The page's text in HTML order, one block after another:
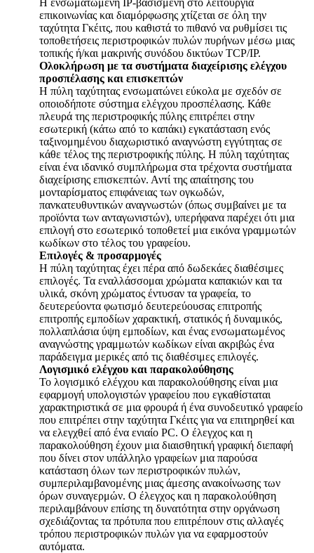
Η ενσωματωμένη IP-βασισμένη στο λειτουργία
επικοινωνίας και διαμόρφωσης χτίζεται σε όλη την
ταχύτητα Γκέιτς, που καθιστά το πιθανό να ρυθμίσει τις
τοποθετήσεις περιστροφικών πυλών πυρήνων μέσω μιας
τοπικής ή/και μακρινής συνόδου δικτύων TCP/IP.
Ολοκλήρωση με τα συστήματα διαχείρισης ελέγχου
προσπέλασης και επισκεπτών
Η πύλη ταχύτητας ενσωματώνει εύκολα με σχεδόν σε
οποιοδήποτε σύστημα ελέγχου προσπέλασης. Κάθε
πλευρά της περιστροφικής πύλης επιτρέπει στην
εσωτερική (κάτω από το καπάκι) εγκατάσταση ενός
ταξινομημένου διαχωριστικό αναγνώστη εγγύτητας σε
κάθε τέλος της περιστροφικής πύλης. Η πύλη ταχύτητας
είναι ένα ιδανικό συμπλήρωμα στα τρέχοντα συστήματα
διαχείρισης επισκεπτών. Αντί της απαίτησης του
μονταρίσματος επιφάνειας των ογκωδών,
πανκατευθυντικών αναγνωστών (όπως συμβαίνει με τα
προϊόντα των ανταγωνιστών), υπερήφανα παρέχει ότι μια
επιλογή στο εσωτερικό τοποθετεί μια εικόνα γραμμωτών
κωδίκων στο τέλος του γραφείου.
Επιλογές & προσαρμογές
Η πύλη ταχύτητας έχει πέρα από δωδεκάες διαθέσιμες
επιλογές. Τα εναλλάσσομαι χρώματα καπακιών και τα
υλικά, σκόνη χρώματος έντυσαν τα γραφεία, το
δευτερεύοντα φωτισμό δευτερεύουσας επιτροπής
επιτροπής εμποδίων χαρακτική, στατικός ή δυναμικός,
πολλαπλάσια ύψη εμποδίων, και ένας ενσωματωμένος
αναγνώστης γραμμωτών κωδίκων είναι ακριβώς ένα
παράδειγμα μερικές από τις διαθέσιμες επιλογές.
Λογισμικό ελέγχου και παρακολούθησης
Το λογισμικό ελέγχου και παρακολούθησης είναι μια
εφαρμογή υπολογιστών γραφείου που εγκαθίσταται
χαρακτηριστικά σε μια φρουρά ή ένα συνοδευτικό γραφείο
που επιτρέπει στην ταχύτητα Γκέιτς για να επιτηρηθεί και
να ελεγχθεί από ένα ενιαίο PC. Ο έλεγχος και η
παρακολούθηση έχουν μια διαισθητική γραφική διεπαφή
που δίνει στον υπάλληλο γραφείων μια παρούσα
κατάσταση όλων των περιστροφικών πυλών,
συμπεριλαμβανομένης μιας άμεσης ανακοίνωσης των
όρων συναγερμών. Ο έλεγχος και η παρακολούθηση
περιλαμβάνουν επίσης τη δυνατότητα στην οργάνωση
σχεδιάζοντας τα πρότυπα που επιτρέπουν στις αλλαγές
τρόπου περιστροφικών πυλών για να εφαρμοστούν
αυτόματα.